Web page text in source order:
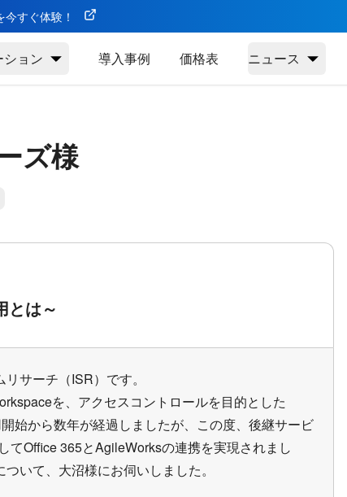
すぐ体験！
ション 導入事例 価格表 ニュース
ズ様
とは～
サーチ（ISR）です。
を、アクセスコントロールを目的とした
始から数年が経過しましたが、この度、後継サービ
てOffice 365とAgileWorksの連携を実現されまし
いて、大沼様にお伺いしました。